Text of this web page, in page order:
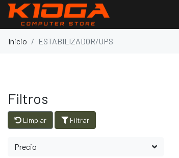
Inicio ESTABILIZADOR/UPS
Filtros
Limpiar Filtrar
Precio